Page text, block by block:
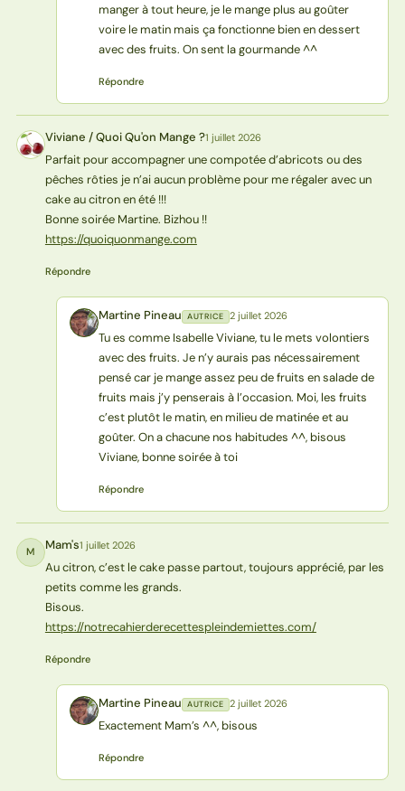
manger à tout heure, je le mange plus au goûter
voire le matin mais ça fonctionne bien en dessert
avec des fruits. On sent la gourmande ^^
Répondre
V? Viviane / Quoi Qu'on Mange ?1 juillet 2026
Parfait pour accompagner une compotée d’abricots ou des
pêches rôties je n’ai aucun problème pour me régaler avec un
cake au citron en été !!!
Bonne soirée Martine. Bizhou !!
https://quoiquonmange.com
Répondre
MP Martine Pineau AUTRICE 2 juillet 2026
Tu es comme Isabelle Viviane, tu le mets volontiers
avec des fruits. Je n’y aurais pas nécessairement
pensé car je mange assez peu de fruits en salade de
fruits mais j’y penserais à l’occasion. Moi, les fruits
c’est plutôt le matin, en milieu de matinée et au
goûter. On a chacune nos habitudes ^^, bisous
Viviane, bonne soirée à toi
Répondre
M Mam's1 juillet 2026
Au citron, c’est le cake passe partout, toujours apprécié, par les
petits comme les grands.
Bisous.
https://notrecahierderecettespleindemiettes.com/
Répondre
MP Martine Pineau AUTRICE 2 juillet 2026
Exactement Mam’s ^^, bisous
Répondre